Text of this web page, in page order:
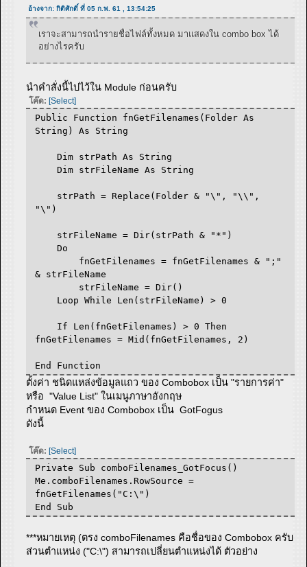
อ้างจาก: กิติศักดิ์ ที่ 05 ก.พ. 61 , 13:54:25
เราจะสามารถนำรายชื่อไฟล์ทั้งหมด มาแสดงใน combo box ได้
อย่างไรครับ
นำคำสั่งนี้ไปไว้ใน Module ก่อนครับ
โค๊ด: [Select]
Public Function fnGetFilenames(Folder As
String) As String
Dim strPath As String
Dim strFileName As String
strPath = Replace(Folder & "\", "\\",
"\")
strFileName = Dir(strPath & "*")
Do
fnGetFilenames = fnGetFilenames & ";"
& strFileName
strFileName = Dir()
Loop While Len(strFileName) > 0
If Len(fnGetFilenames) > 0 Then
fnGetFilenames = Mid(fnGetFilenames, 2)
End Function
ตั้งค่า ชนิดแหล่งข้อมูลแถว ของ Combobox เป็น "รายการค่า"
หรือ "Value List" ในเมนูภาษาอังกฤษ
กำหนด Event ของ Combobox เป็น GotFogus
ดังนี้
โค๊ด: [Select]
Private Sub comboFilenames_GotFocus()
Me.comboFilenames.RowSource =
fnGetFilenames("C:\")
End Sub
***หมายเหตุ (ตรง comboFilenames คือชื่อของ Combobox ครับ
ส่วนตำแหน่ง ("C:\") สามารถเปลี่ยนตำแหน่งได้ ตัวอย่าง